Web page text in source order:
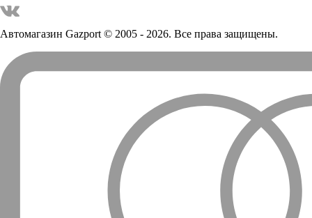
Автомагазин Gazport© 2005 - 2026. Все права защищены.